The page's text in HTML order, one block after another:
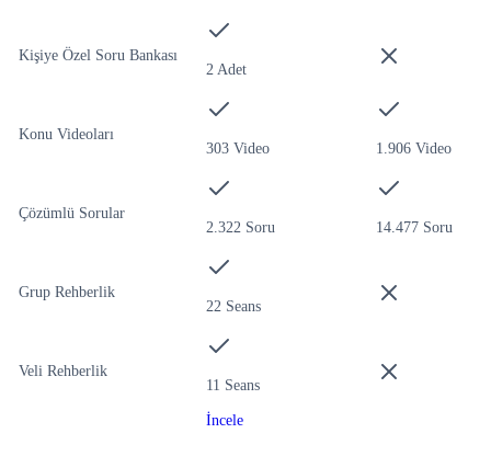
Kişiye Özel Soru Bankası
2 Adet
Konu Videoları
303 Video
1.906 Video
Çözümlü Sorular
2.322 Soru
14.477 Soru
Grup Rehberlik
22 Seans
Veli Rehberlik
11 Seans
İncele